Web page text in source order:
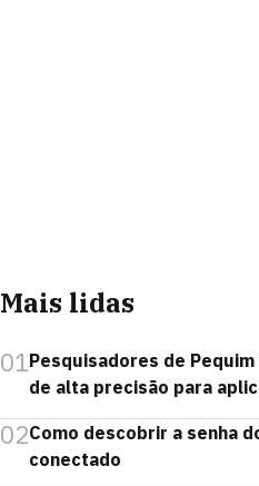
Mais lidas
01Pesquisadores de
de alta precisão para
02Como descobrir a senha
conectado